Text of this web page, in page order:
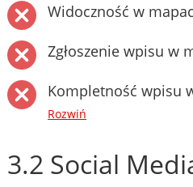
Widoczność w
Zgłoszenie wpisu w
Kompletność wpisu
Rozwiń
3.2 Social